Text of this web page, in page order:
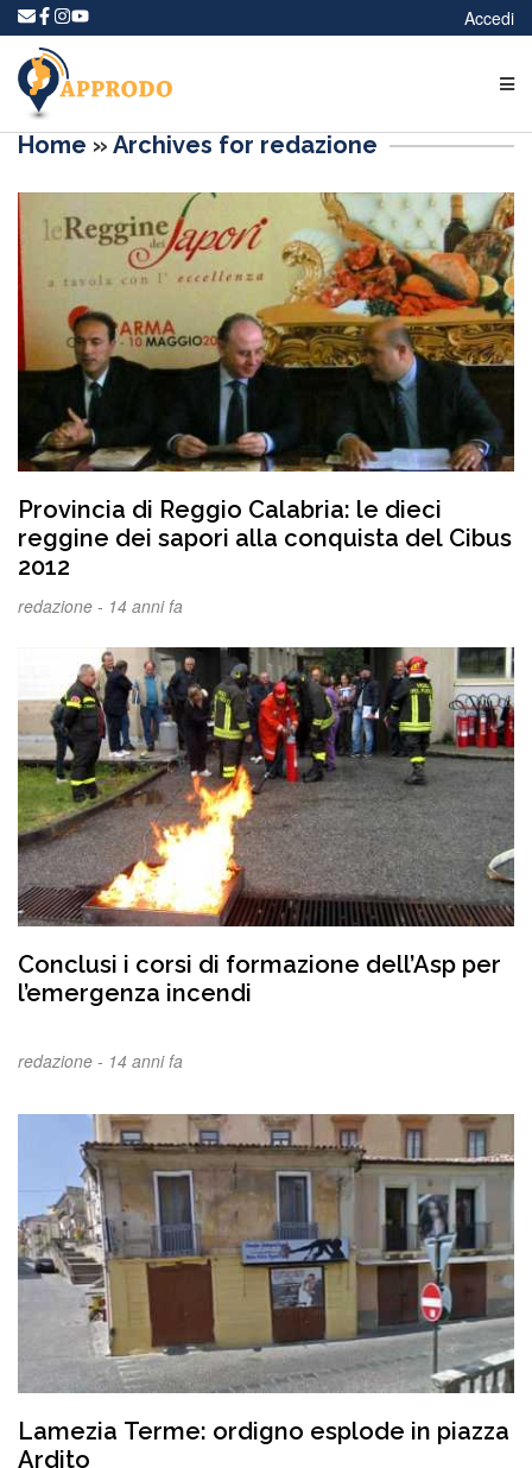
Accedi
Home » Archives for redazione
Provincia di Reggio Calabria: le dieci
reggine dei sapori alla conquista del Cibus
2012
redazione - 14 anni fa
Conclusi i corsi di formazione dell’Asp per
l’emergenza incendi
redazione - 14 anni fa
Lamezia Terme: ordigno esplode in piazza
Ardito